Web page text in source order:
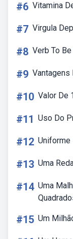
#6 Vitamina
#7 Virgula
#8 Verb To
#9 Vantagens
#10 Valor De
#11 Uso Do
#12
#13 Uma
#14 Uma
#15 Um